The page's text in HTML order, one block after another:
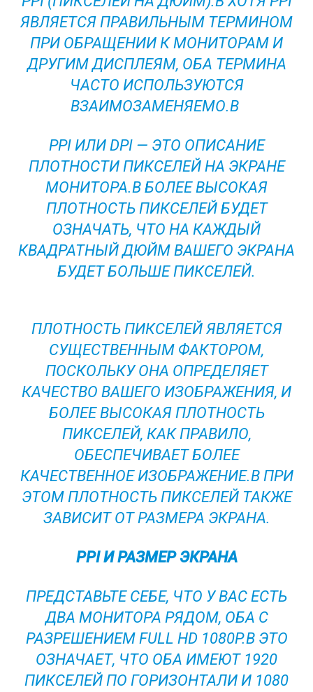
ЯВЛЯЕТСЯ ПРАВИЛЬНЫМ ТЕРМИНОМ
ПРИ ОБРАЩЕНИИ К МОНИТОРАМ И
ДРУГИМ ДИСПЛЕЯМ, ОБА ТЕРМИНА
ЧАСТО ИСПОЛЬЗУЮТСЯ
ВЗАИМОЗАМЕНЯЕМО.В
PPI ИЛИ DPI — ЭТО ОПИСАНИЕ
ПЛОТНОСТИ ПИКСЕЛЕЙ НА ЭКРАНЕ
МОНИТОРА.В БОЛЕЕ ВЫСОКАЯ
ПЛОТНОСТЬ ПИКСЕЛЕЙ БУДЕТ
ОЗНАЧАТЬ, ЧТО НА КАЖДЫЙ
КВАДРАТНЫЙ ДЮЙМ ВАШЕГО ЭКРАНА
БУДЕТ БОЛЬШЕ ПИКСЕЛЕЙ.
ПЛОТНОСТЬ ПИКСЕЛЕЙ ЯВЛЯЕТСЯ
СУЩЕСТВЕННЫМ ФАКТОРОМ,
ПОСКОЛЬКУ ОНА ОПРЕДЕЛЯЕТ
КАЧЕСТВО ВАШЕГО ИЗОБРАЖЕНИЯ, И
БОЛЕЕ ВЫСОКАЯ ПЛОТНОСТЬ
ПИКСЕЛЕЙ, КАК ПРАВИЛО,
ОБЕСПЕЧИВАЕТ БОЛЕЕ
КАЧЕСТВЕННОЕ ИЗОБРАЖЕНИЕ.В ПРИ
ЭТОМ ПЛОТНОСТЬ ПИКСЕЛЕЙ ТАКЖЕ
ЗАВИСИТ ОТ РАЗМЕРА ЭКРАНА.
PPI И РАЗМЕР ЭКРАНА
ПРЕДСТАВЬТЕ СЕБЕ, ЧТО У ВАС ЕСТЬ
ДВА МОНИТОРА РЯДОМ, ОБА С
РАЗРЕШЕНИЕМ FULL HD 1080P.В ЭТО
ОЗНАЧАЕТ, ЧТО ОБА ИМЕЮТ 1920
ПИКСЕЛЕЙ ПО ГОРИЗОНТАЛИ И 1080